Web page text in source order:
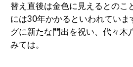
替え直後は金色に見えるとのこ
には30年かかるといわれていま
グに新たな門出を祝い、代々木
みては。